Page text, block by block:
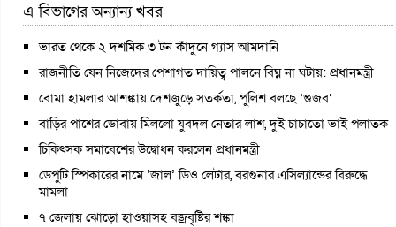
এ বিভাগের অন্যান্য খবর
ভারত থেকে ২ দশমিক ৩ টন কাঁদুনে গ্যাস আমদানি
রাজনীতি যেন নিজেদের পেশাগত দায়িত্ব পালনে বিঘ্ন না ঘটায়: প্রধানমন্ত্রী
বোমা হামলার আশঙ্কায় দেশজুড়ে সতর্কতা, পুলিশ বলছে ‘গুজব’
বাড়ির পাশের ডোবায় মিললো যুবদল নেতার লাশ, দুই চাচাতো ভাই পলাতক
চিকিৎসক সমাবেশের উদ্বোধন করলেন প্রধানমন্ত্রী
ডেপুটি স্পিকারের নামে ‘জাল’ ডিও লেটার, বরগুনার এসিল্যান্ডের বিরুদ্ধে
মামলা
৭ জেলায় ঝোড়ো হাওয়াসহ বজ্রবৃষ্টির শঙ্কা